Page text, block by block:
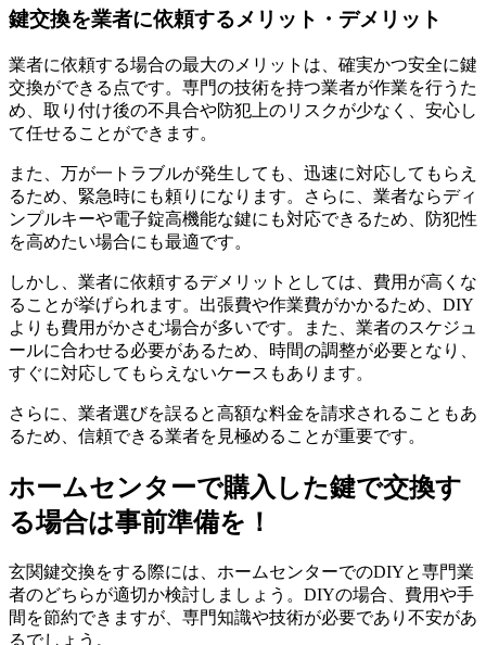
鍵交換を業者に依頼するメリット・デメリット
業者に依頼する場合の最大のメリットは、確実かつ安全に鍵
交換ができる点です。専門の技術を持つ業者が作業を行うた
め、取り付け後の不具合や防犯上のリスクが少なく、安心し
て任せることができます。
また、万が一トラブルが発生しても、迅速に対応してもらえ
るため、緊急時にも頼りになります。さらに、業者ならディ
ンプルキーや電子錠高機能な鍵にも対応できるため、防犯性
を高めたい場合にも最適です。
しかし、業者に依頼するデメリットとしては、費用が高くな
ることが挙げられます。出張費や作業費がかかるため、DIY
よりも費用がかさむ場合が多いです。また、業者のスケジュ
ールに合わせる必要があるため、時間の調整が必要となり、
すぐに対応してもらえないケースもあります。
さらに、業者選びを誤ると高額な料金を請求されることもあ
るため、信頼できる業者を見極めることが重要です。
ホームセンターで購入した鍵で交換す
る場合は事前準備を！
玄関鍵交換をする際には、ホームセンターでのDIYと専門業
者のどちらが適切か検討しましょう。DIYの場合、費用や手
間を節約できますが、専門知識や技術が必要であり不安があ
るでしょう。